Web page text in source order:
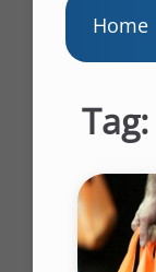
Home
Tag: